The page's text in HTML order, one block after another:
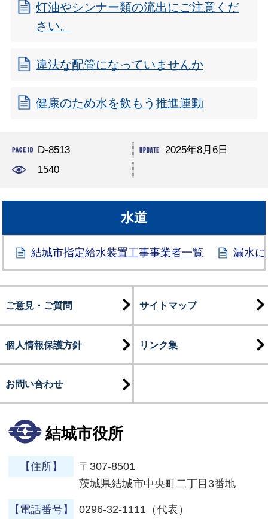
灯油やシンナー類の流出にご注意くだ
さい。
違法な配管になっていませんか
健康のため水を飲もう推進運動
D-8513
2025年8月6日
1540
水道
結城市指定給水装置工事事業者一覧 漏水
ご意見・ご質問 サイトマップ
個人情報保護方針 リンク集
お問い合わせ
結城市役所
【住所】
〒307-8501
茨城県結城市中央町二丁目3番地
【電話番号】 0296-32-1111（代表）